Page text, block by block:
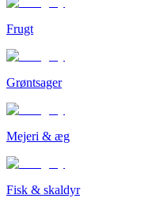
Frugt
Grøntsager
Mejeri & æg
Fisk & skaldyr